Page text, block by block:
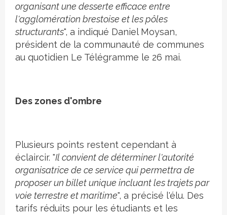
organisant une desserte efficace entre
l'agglomération brestoise et les pôles
structurants", a indiqué Daniel Moysan,
président de la communauté de communes
au quotidien Le Télégramme le 26 mai.
Des zones d'ombre
Plusieurs points restent cependant à
éclaircir. "Il convient de déterminer l'autorité
organisatrice de ce service qui permettra de
proposer un billet unique incluant les trajets par
voie terrestre et maritime", a précisé l'élu. Des
tarifs réduits pour les étudiants et les